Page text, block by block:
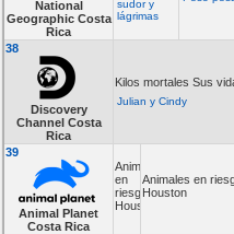
National
Geographic Costa
Rica
sudor y
lágrimas
38
Discovery
Channel Costa
Rica
Kilos mortales Sus
Julian y Cindy
39
Animal Planet
Costa Rica
Animales
en
riesgo
Houston
Animales en
Houston